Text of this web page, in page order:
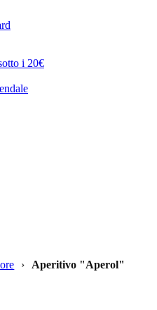
i 20€
›
Aperitivo "Aperol"